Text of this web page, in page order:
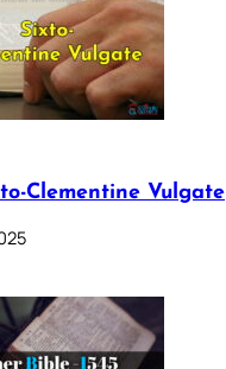
Clementine Vulgate